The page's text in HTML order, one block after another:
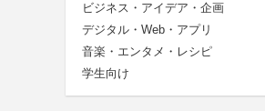
ビジネス・アイデア・企画
デジタル・Web・アプリ
音楽・エンタメ・レシピ
学生向け